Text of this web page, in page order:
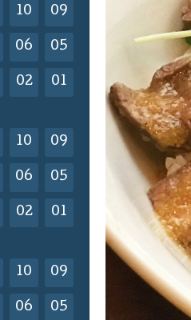
10 09
06 05
02 01
10 09
06 05
02 01
10 09
06 05